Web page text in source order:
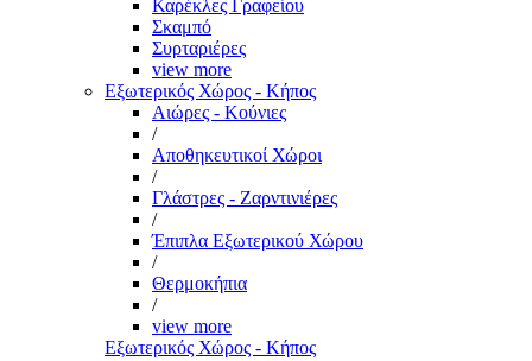
Καρέκλες Γραφείου
Σκαμπό
Συρταριέρες
view more
Εξωτερικός Χώρος - Κήπος
Αιώρες - Κούνιες
/
Αποθηκευτικοί Χώροι
/
Γλάστρες - Ζαρντινιέρες
/
Έπιπλα Εξωτερικού Χώρου
/
Θερμοκήπια
/
view more
Εξωτερικός Χώρος - Κήπος